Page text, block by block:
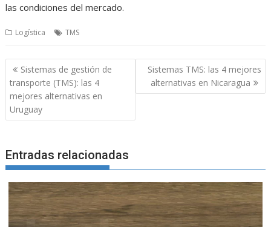
las condiciones del mercado.
Logística TMS
Navegación
de
entradas
Sistemas de gestión de
transporte (TMS): las 4
mejores alternativas en
Uruguay
Sistemas TMS: las 4 mejores
alternativas en Nicaragua
Entradas relacionadas